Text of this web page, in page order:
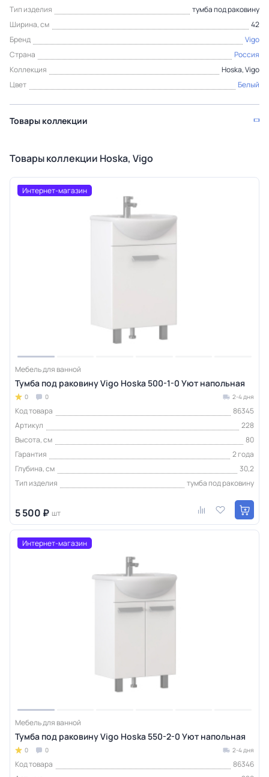
Тип изделия
тумба под раковину
Ширина, см
42
Бренд
Vigo
Страна
Россия
Коллекция
Hoska, Vigo
Цвет
Белый
Товары коллекции
Товары коллекции Hoska, Vigo
Интернет-магазин
Мебель для ванной
Тумба под раковину Vigo Hoska 500-1-0 Уют напольная
0 0 2-4 дня
Код товара
86345
Артикул
228
Высота, см
80
Гарантия
2 года
Глубина, см
30,2
Тип изделия
тумба под раковину
5 500 ₽ шт
Интернет-магазин
Мебель для ванной
Тумба под раковину Vigo Hoska 550-2-0 Уют напольная
0 0 2-4 дня
Код товара
86346